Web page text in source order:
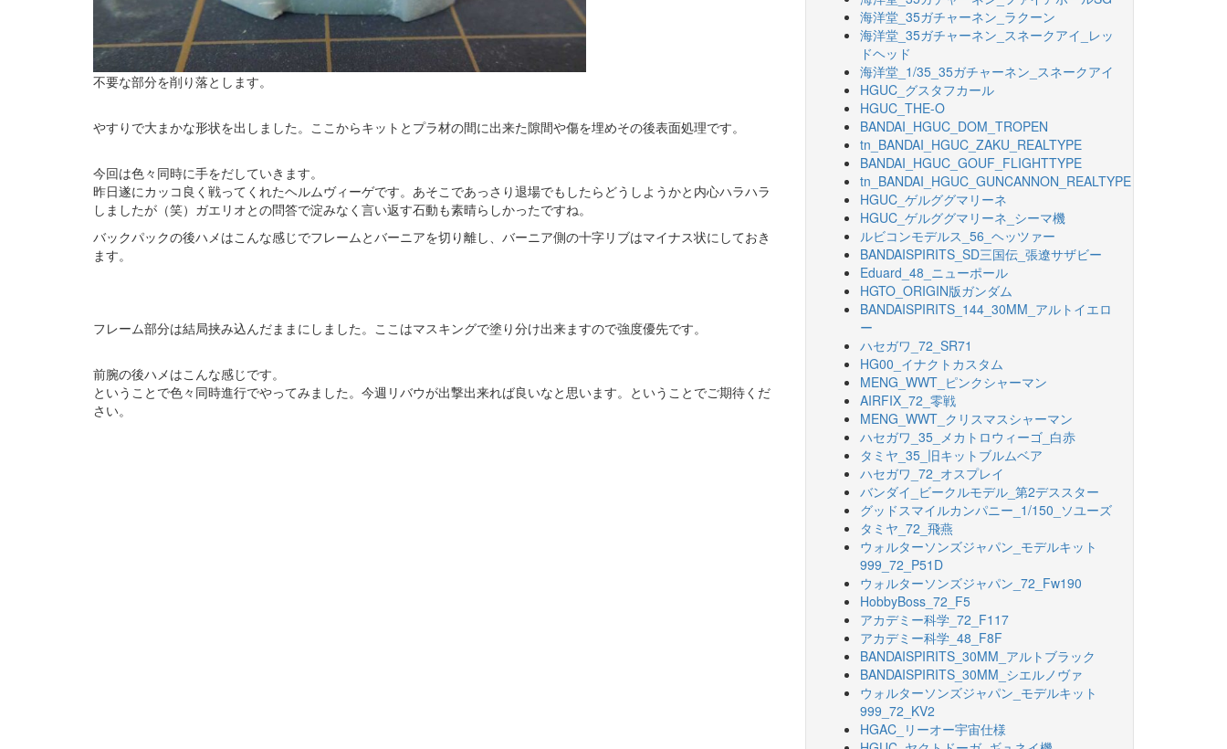
不要な部分を削り落とします。
やすりで大まかな形状を出しました。ここからキットとプラ材の間に出来た隙間や傷を埋めその後表面処理です。
今回は色々同時に手をだしていきます。
昨日遂にカッコ良く戦ってくれたヘルムヴィーゲです。あそこであっさり退場でもしたらどうしようかと内心ハラハラ
しましたが（笑）ガエリオとの問答で淀みなく言い返す石動も素晴らしかったですね。
バックパックの後ハメはこんな感じでフレームとバーニアを切り離し、バーニア側の十字リブはマイナス状にしておき
ます。
フレーム部分は結局挟み込んだままにしました。ここはマスキングで塗り分け出来ますので強度優先です。
前腕の後ハメはこんな感じです。
ということで色々同時進行でやってみました。今週リバウが出撃出来れば良いなと思います。ということでご期待くだ
さい。
海洋堂_35ガチャーネン_ラクーン
海洋堂_35ガチャーネン_スネークアイ_レッ
ドヘッド
海洋堂_1/35_35ガチャーネン_スネークアイ
HGUC_グスタフカール
HGUC_THE-O
BANDAI_HGUC_DOM_TROPEN
tn_BANDAI_HGUC_ZAKU_REALTYPE
BANDAI_HGUC_GOUF_FLIGHTTYPE
tn_BANDAI_HGUC_GUNCANNON_REALTYPE
HGUC_ゲルググマリーネ
HGUC_ゲルググマリーネ_シーマ機
ルビコンモデルス_56_ヘッツァー
BANDAISPIRITS_SD三国伝_張遼サザビー
Eduard_48_ニューポール
HGTO_ORIGIN版ガンダム
BANDAISPIRITS_144_30MM_アルトイエロ
ー
ハセガワ_72_SR71
HG00_イナクトカスタム
MENG_WWT_ピンクシャーマン
AIRFIX_72_零戦
MENG_WWT_クリスマスシャーマン
ハセガワ_35_メカトロウィーゴ_白赤
タミヤ_35_旧キットブルムベア
ハセガワ_72_オスプレイ
バンダイ_ビークルモデル_第2デススター
グッドスマイルカンパニー_1/150_ソユーズ
タミヤ_72_飛燕
ウォルターソンズジャパン_モデルキット
999_72_P51D
ウォルターソンズジャパン_72_Fw190
HobbyBoss_72_F5
アカデミー科学_72_F117
アカデミー科学_48_F8F
BANDAISPIRITS_30MM_アルトブラック
BANDAISPIRITS_30MM_シエルノヴァ
ウォルターソンズジャパン_モデルキット
999_72_KV2
HGAC_リーオー宇宙仕様